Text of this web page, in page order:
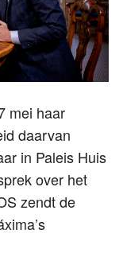
mei haar
daarvan
in Paleis Huis
over het
zendt de